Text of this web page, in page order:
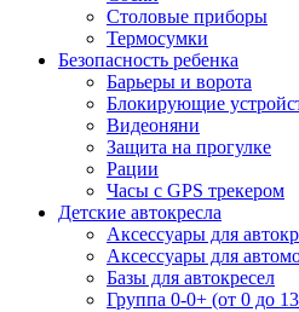
Столовые приборы
Термосумки
Безопасность ребенка
Барьеры и ворота
Блокирующие
Видеоняни
Защита на прогулке
Рации
Часы с GPS трекером
Детские автокресла
Аксессуары для
Аксессуары для
Базы для автокресел
Группа 0-0+ (от 0 до